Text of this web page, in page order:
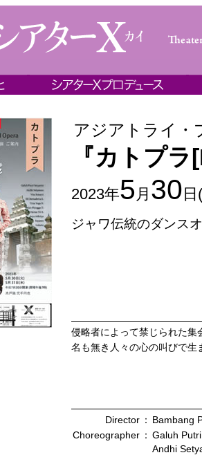
アジアトライ・
『カトプ
2023年5 月 30
ジャワ伝統のダンス
侵略者によって禁じられた集
名も無き人々の心の叫びで生
Director ： Bambang
Choreographer ： Galuh
Andhi